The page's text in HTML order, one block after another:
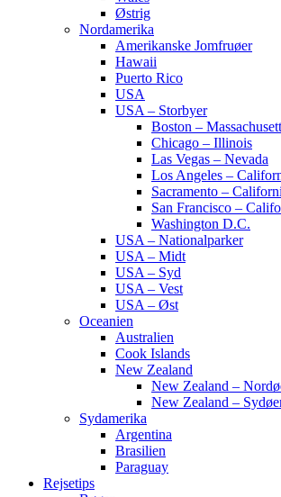
Østrig
Nordamerika
Amerikanske Jomfruøer
Hawaii
Puerto Rico
USA
USA – Storbyer
Boston –
Chicago – Illinois
Las Vegas – Nevada
Los Angeles –
Sacramento –
San Francisco –
Washington D.C.
USA – Nationalparker
USA – Midt
USA – Syd
USA – Vest
USA – Øst
Oceanien
Australien
Cook Islands
New Zealand
New Zealand –
New Zealand –
Sydamerika
Argentina
Brasilien
Paraguay
Rejsetips